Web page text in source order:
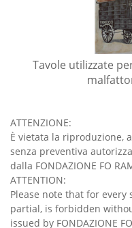
Tavole utilizzate
ATTENZIONE:
È vietata la riproduzione,
senza preventiva
dalla FONDAZIONE FO
ATTENTION:
Please note that for
partial, is forbidden
issued by FONDAZIONE